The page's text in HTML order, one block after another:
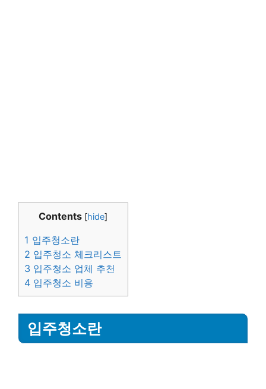
Contents [hide]
1 입주청소란
2 입주청소 체크리스트
3 입주청소 업체 추천
4 입주청소 비용
입주청소란